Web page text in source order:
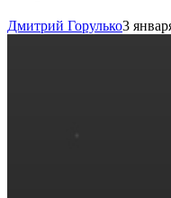
Дмитрий Горулько3